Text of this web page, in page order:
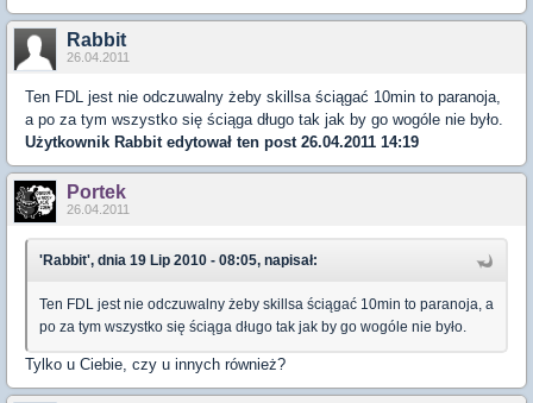
Rabbit
26.04.2011
Ten FDL jest nie odczuwalny żeby skillsa ściągać 10min to paranoja,
a po za tym wszystko się ściąga długo tak jak by go wogóle nie było.
Użytkownik Rabbitedytował ten post 26.04.2011 14:19
Portek
26.04.2011
'Rabbit', dnia 19 Lip 2010 - 08:05, napisał:
Ten FDL jest nie odczuwalny żeby skillsa ściągać 10min to paranoja, a
po za tym wszystko się ściąga długo tak jak by go wogóle nie było.
Tylko u Ciebie, czy u innych również?